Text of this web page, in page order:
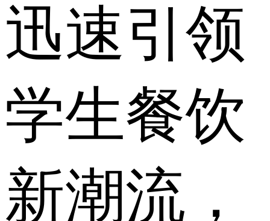
迅速引领
学生餐饮
新潮流，